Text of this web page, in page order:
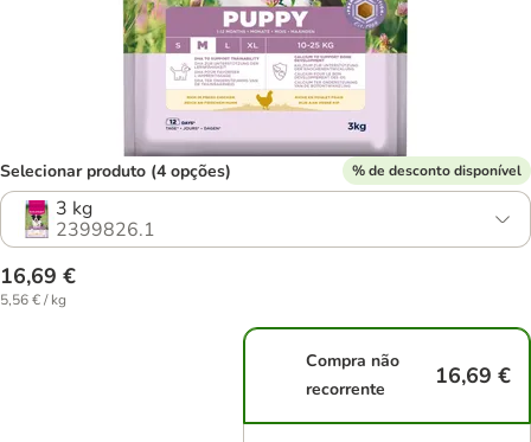
Selecionar produto (4 opções) % de desconto disponível
3 kg
2399826.1
16,69 €
5,56 € / kg
Compra não
recorrente
16,69 €